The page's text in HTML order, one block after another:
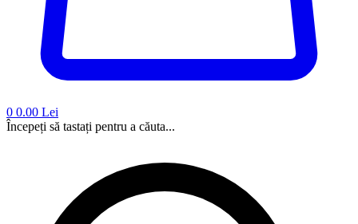
0 0.00 Lei
Începeți să tastați pentru a căuta...